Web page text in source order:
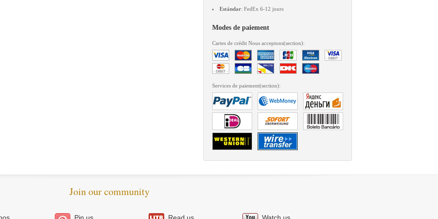
Estándar: FedEx 6-12 jours
Modes de paiement
Cartes de crédit Nous acceptons(section):
Services de paiement(section):
Join our community